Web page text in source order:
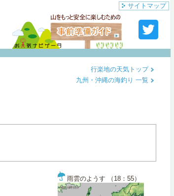
サイトマップ
行楽地の天気トップ
九州・沖縄の海釣り 一覧
雨雲のようす （18：55）